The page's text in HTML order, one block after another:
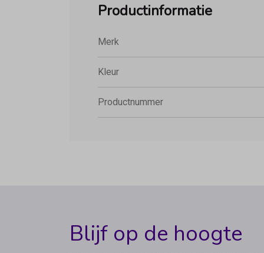
Productinformatie
Merk
Kleur
Productnummer
Blijf op de hoogte